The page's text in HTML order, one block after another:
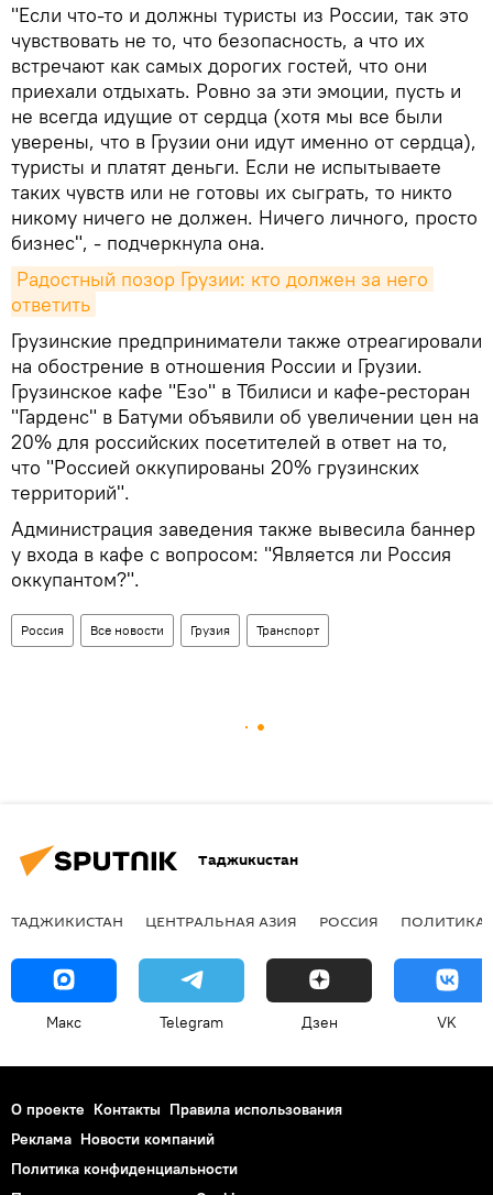
"Если что-то и должны туристы из России, так это
чувствовать не то, что безопасность, а что их
встречают как самых дорогих гостей, что они
приехали отдыхать. Ровно за эти эмоции, пусть и
не всегда идущие от сердца (хотя мы все были
уверены, что в Грузии они идут именно от сердца),
туристы и платят деньги. Если не испытываете
таких чувств или не готовы их сыграть, то никто
никому ничего не должен. Ничего личного, просто
бизнес", - подчеркнула она.
Радостный позор Грузии: кто должен за него
ответить
Грузинские предприниматели также отреагировали
на обострение в отношения России и Грузии.
Грузинское кафе "Езо" в Тбилиси и кафе-ресторан
"Гарденс" в Батуми объявили об увеличении цен на
20% для российских посетителей в ответ на то,
что "Россией оккупированы 20% грузинских
территорий".
Администрация заведения также вывесила баннер
у входа в кафе с вопросом: "Является ли Россия
оккупантом?".
Россия Все новости Грузия Транспорт
Таджикистан
ТАДЖИКИСТАН ЦЕНТРАЛЬНАЯ АЗИЯ РОССИЯ ПОЛИТИКА
Макс Telegram Дзен VK
О проекте Контакты Правила использования
Реклама Новости компаний
Политика конфиденциальности